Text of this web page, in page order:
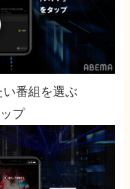
番組を選ぶ
プ